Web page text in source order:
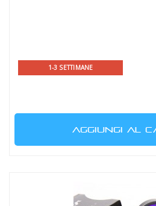
1-3 SETTIMANE
AGGIUNGI AL